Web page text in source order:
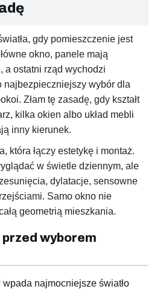
gdy pomieszczenie jest
okno, panele mają
a ostatni rząd wychodzi
najbezpieczniejszy wybór dla
Złam tę zasadę, gdy kształt
kilka okien albo układ mebli
inny kierunek.
która łączy estetykę i montaż.
w świetle dziennym, ale
dylatacje, sensowne
Samo okno nie
geometrią mieszkania.
wyborem
najmocniejsze światło